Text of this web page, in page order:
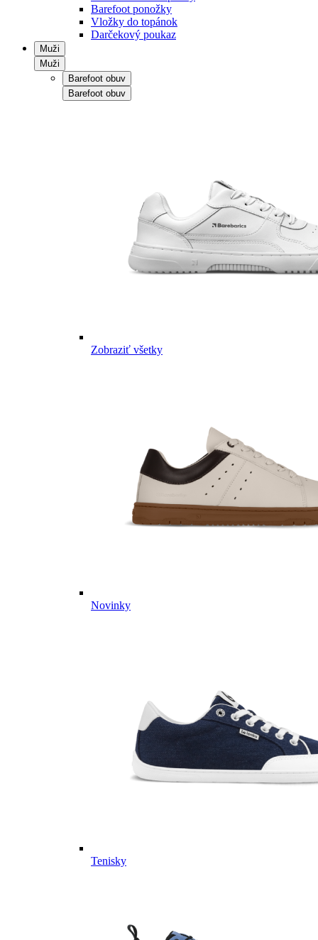
Barefoot ponožky
Vložky do topánok
Darčekový poukaz
Muži
Muži
Barefoot obuv
Barefoot obuv
Zobraziť všetky
Novinky
Tenisky